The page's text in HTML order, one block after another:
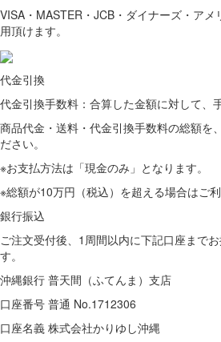
VISA・MASTER・JCB・ダイナーズ・ア
用頂けます。
代金引換
代金引換手数料：合算した金額に対して、
商品代金・送料・代金引換手数料の総額を
ださい。
※お支払方法は「現金のみ」となります。
※総額が10万円（税込）を超える場合はご利
銀行振込
ご注文受付後、1周間以内に下記口座まで
す。
沖縄銀行 普天間（ふてんま）支店
口座番号 普通 No.1712306
口座名義 株式会社かりゆし沖縄